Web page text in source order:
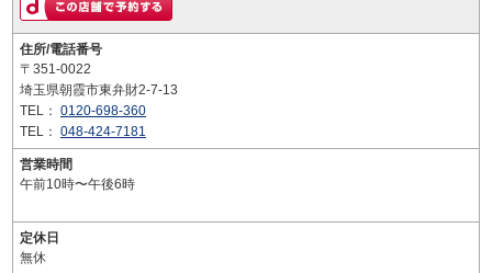
住所/電話番号
〒351-0022
埼玉県朝霞市東弁財2-7-13
TEL： 0120-698-360
TEL： 048-424-7181
営業時間
午前10時〜午後6時
定休日
無休